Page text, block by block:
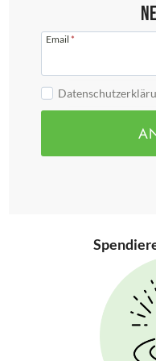
Email *